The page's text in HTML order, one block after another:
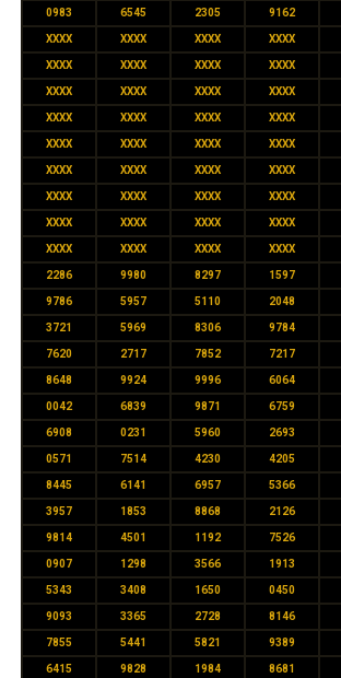
0983 6545 2305 9162
XXXX XXXX XXXX XXXX
XXXX XXXX XXXX XXXX
XXXX XXXX XXXX XXXX
XXXX XXXX XXXX XXXX
XXXX XXXX XXXX XXXX
XXXX XXXX XXXX XXXX
XXXX XXXX XXXX XXXX
XXXX XXXX XXXX XXXX
XXXX XXXX XXXX XXXX
2286 9980 8297 1597
9786 5957 5110 2048
3721 5969 8306 9784
7620 2717 7852 7217
8648 9924 9996 6064
0042 6839 9871 6759
6908 0231 5960 2693
0571 7514 4230 4205
8445 6141 6957 5366
3957 1853 8868 2126
9814 4501 1192 7526
0907 1298 3566 1913
5343 3408 1650 0450
9093 3365 2728 8146
7855 5441 5821 9389
6415 9828 1984 8681